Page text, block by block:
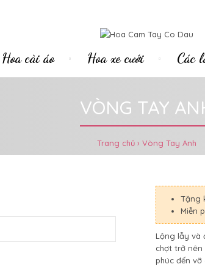
Hoa cài áo Hoa xe cưới Các
VÒNG TAY
Trang chủ Vòng Tay Anh
Tặng
Miễn
Lộng lẫy và
chợt trở nên
phúc đến